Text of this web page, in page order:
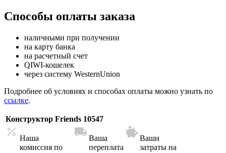
Способы оплаты заказа
наличными при получении
на карту банка
на расчетный счет
QIWI-кошелек
через систему WesternUnion
Подробнее об условиях и способах оплаты можно узнать по
ссылке.
Конструктор Friends 10547
Наша
комиссия по
Ваша
переплата
Ваши
затраты на